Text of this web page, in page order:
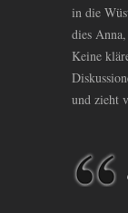
in die
dies
Keine
und zieht